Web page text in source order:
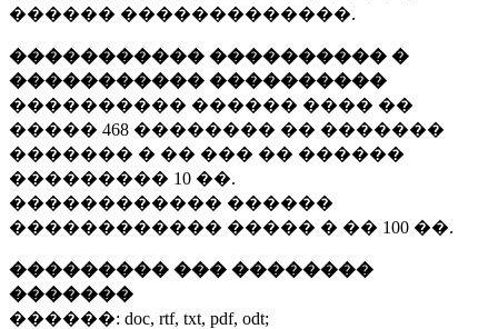
������ �������������.
����������� ���������� �
����������� ����������
���������� ������ ���� ��
����� 468 �������� �� �������
������� � �� ��� �� ������
��������� 10 ��.
������������ ������
������������ ����� � �� 100 ��.
��������� ��� ��������
�������
������: doc, rtf, txt, pdf, odt;